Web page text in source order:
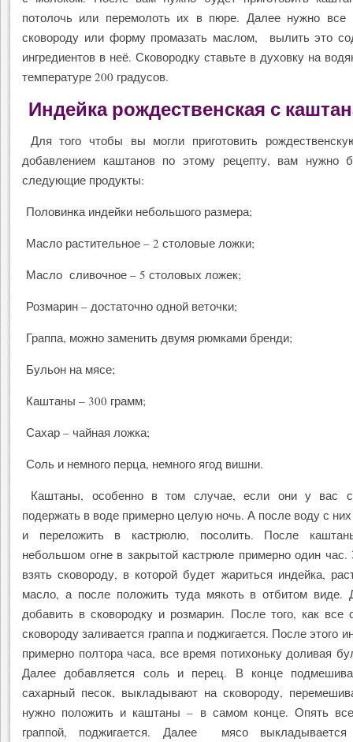
потолочь или перемолоть их в пюре. Далее нужно все
сковороду или форму промазать маслом, вылить это
ингредиентов в неё. Сковородку ставьте в духовку на
температуре 200 градусов.
Индейка рождественская с
Для того чтобы вы могли приготовить
добавлением каштанов по этому рецепту, вам нужно
следующие продукты:
Половинка индейки небольшого размера;
Масло растительное – 2 столовые ложки;
Масло сливочное – 5 столовых ложек;
Розмарин – достаточно одной веточки;
Граппа, можно заменить двумя рюмками бренди;
Бульон на мясе;
Каштаны – 300 грамм;
Сахар – чайная ложка;
Соль и немного перца, немного ягод вишни.
Каштаны, особенно в том случае, если они у вас
подержать в воде примерно целую ночь. А после воду с
и переложить в кастрюлю, посолить. После
небольшом огне в закрытой кастрюле примерно один
взять сковороду, в которой будет жариться индейка,
масло, а после положить туда мякоть в отбитом виде.
добавить в сковородку и розмарин. После того, как все
сковороду заливается граппа и поджигается. После этого
примерно полтора часа, все время потихоньку доливая
Далее добавляется соль и перец. В конце
сахарный песок, выкладывают на сковороду,
нужно положить и каштаны – в самом конце. Опять все
граппой, поджигается. Далее мясо